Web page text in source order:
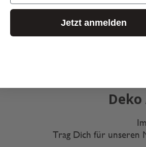
Trag Dich für unseren
Jetzt anmelden